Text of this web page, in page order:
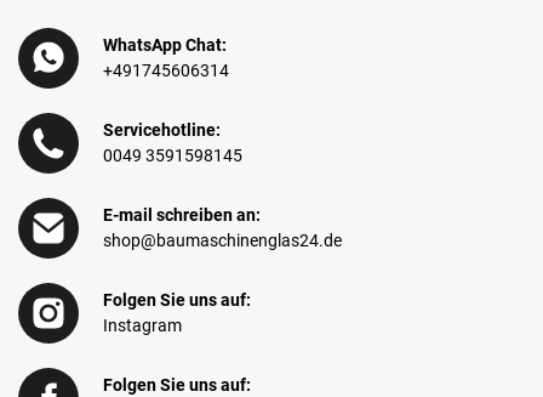
WhatsApp Chat:
+491745606314
Servicehotline:
0049 3591598145
E-mail schreiben an:
shop@baumaschinenglas24.de
Folgen Sie uns auf:
Instagram
Folgen Sie uns auf: